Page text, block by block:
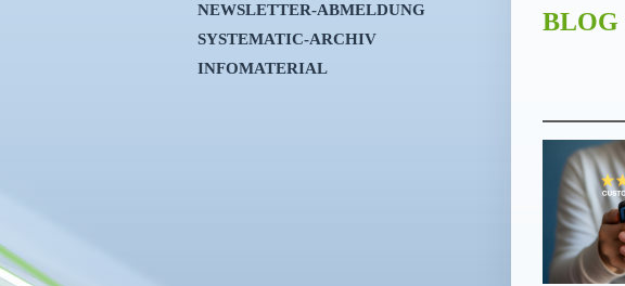
BLOG
NEWSLETTER-ABMELDUNG
SYSTEMATIC-ARCHIV
INFOMATERIAL